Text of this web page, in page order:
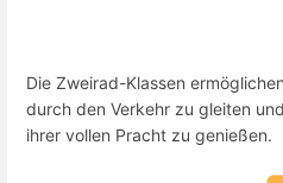
Die Zweirad-Klassen
durch den Verkehr zu gleiten
ihrer vollen Pracht zu genießen.